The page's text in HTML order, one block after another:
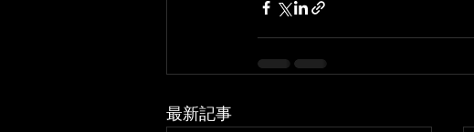
最新記事